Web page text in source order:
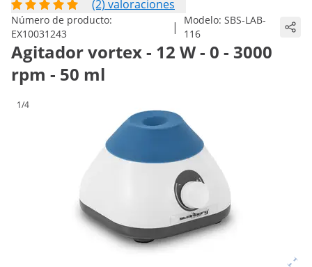
(2) valoraciones
Número de producto:
EX10031243
| Modelo: SBS-LAB-
116
Agitador vortex - 12 W - 0 - 3000
rpm - 50 ml
1/4